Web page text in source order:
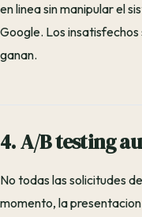
en linea sin manipular el
Google. Los
ganan.
4. A/B testing
No todas las solicitudes
momento, la